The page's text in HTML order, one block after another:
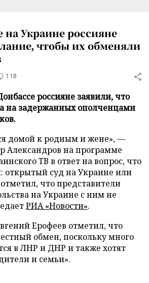
Украине россияне
чтобы их обменяли
118
россияне заявили, что
на задержанных ополченцами
домой к родным и жене», —
Александров на программе
ТВ в ответ на вопрос, что
открытый суд на Украине или
что представители
на Украине с ним не
РИА «Новости».
Ерофеев отметил, что
обмен, поскольку много
в ЛНР и ДНР и также хотят
и семьи».